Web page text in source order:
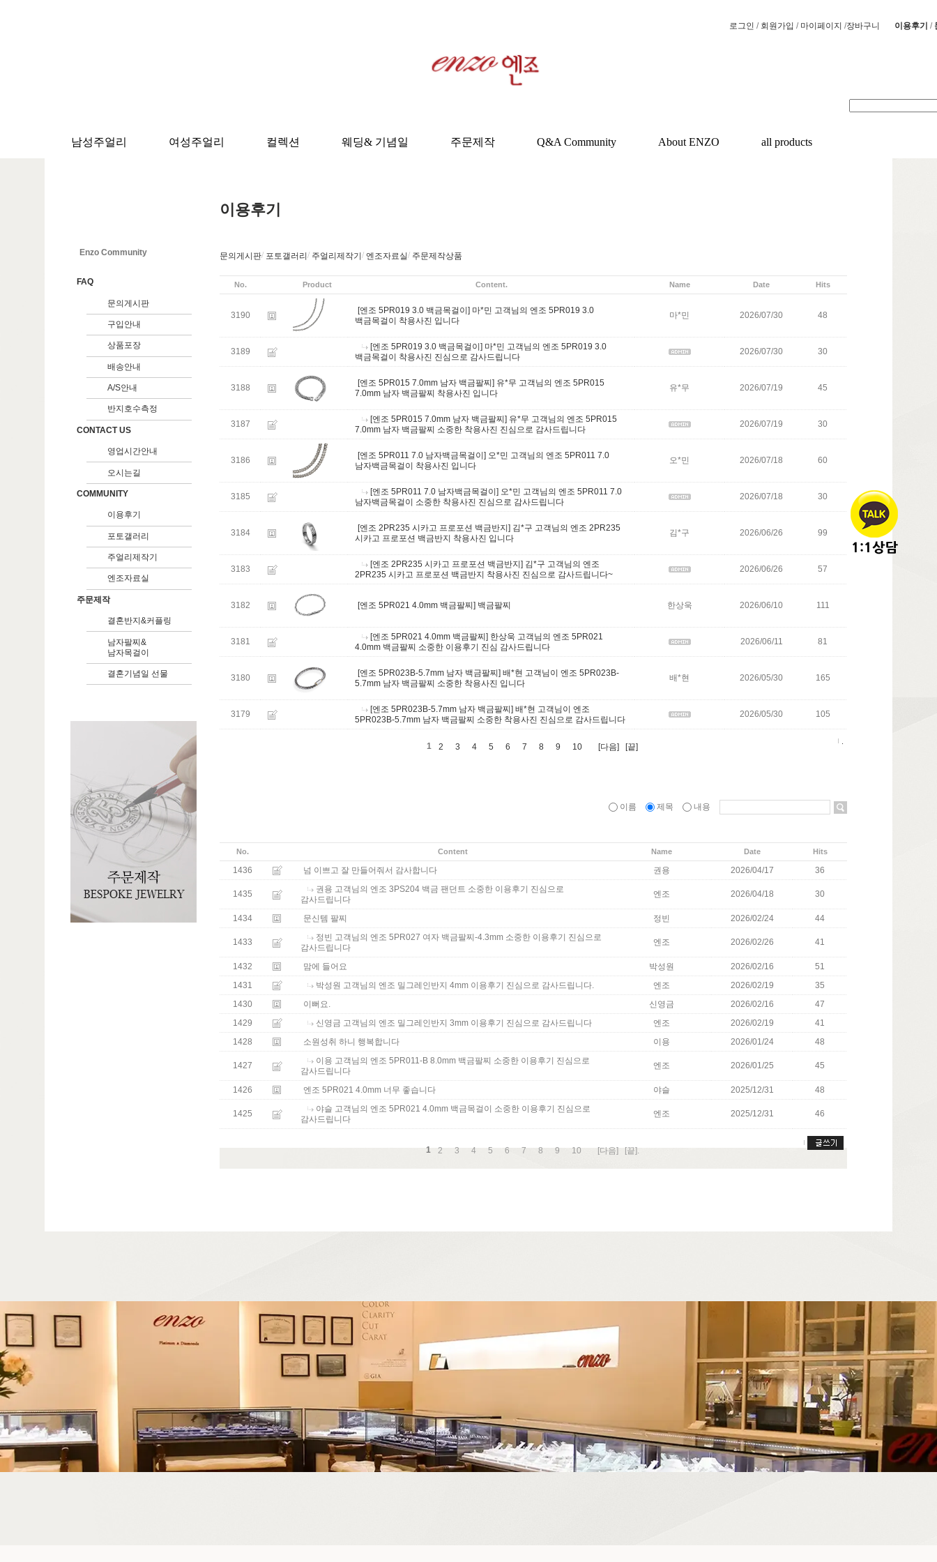
로그인 / 회원가입 / 마이페이지 /장바구니 이용후기 /
남성주얼리 여성주얼리 컬렉션 웨딩& 기념일 주문제작 Q&A Community About ENZO all products
Enzo Community
FAQ
문의게시판
구입안내
상품포장
배송안내
A/S안내
반지호수측정
CONTACT US
영업시간안내
오시는길
COMMUNITY
이용후기
포토갤러리
주얼리제작기
엔조자료실
주문제작
결혼반지&커플링
남자팔찌&
남자목걸이
결혼기념일 선물
이용후기
문의게시판/ 포토갤러리/ 주얼리제작기/ 엔조자료실/ 주문제작상품
No. Product Content. Name Date Hits
3190 [엔조 5PR019 3.0 백금목걸이] 마*민 고객님의 엔조 5PR019 3.0
백금목걸이 착용사진 입니다
마*민 2026/07/30 48
3189 [엔조 5PR019 3.0 백금목걸이] 마*민 고객님의 엔조 5PR019 3.0
백금목걸이 착용사진 진심으로 감사드립니다
2026/07/30 30
3188 [엔조 5PR015 7.0mm 남자 백금팔찌] 유*무 고객님의 엔조 5PR015
7.0mm 남자 백금팔찌 착용사진 입니다
유*무 2026/07/19 45
3187 [엔조 5PR015 7.0mm 남자 백금팔찌] 유*무 고객님의 엔조 5PR015
7.0mm 남자 백금팔찌 소중한 착용사진 진심으로 감사드립니다
2026/07/19 30
3186 [엔조 5PR011 7.0 남자백금목걸이] 오*민 고객님의 엔조 5PR011 7.0
남자백금목걸이 착용사진 입니다
오*민 2026/07/18 60
3185 [엔조 5PR011 7.0 남자백금목걸이] 오*민 고객님의 엔조 5PR011 7.0
남자백금목걸이 소중한 착용사진 진심으로 감사드립니다
2026/07/18 30
3184 [엔조 2PR235 시카고 프로포션 백금반지] 김*구 고객님의 엔조 2PR235
시카고 프로포션 백금반지 착용사진 입니다
김*구 2026/06/26 99
3183 [엔조 2PR235 시카고 프로포션 백금반지] 김*구 고객님의 엔조
2PR235 시카고 프로포션 백금반지 착용사진 진심으로 감사드립니다~
2026/06/26 57
3182 [엔조 5PR021 4.0mm 백금팔찌] 백금팔찌 한상욱 2026/06/10 111
3181 [엔조 5PR021 4.0mm 백금팔찌] 한상욱 고객님의 엔조 5PR021
4.0mm 백금팔찌 소중한 이용후기 진심 감사드립니다
2026/06/11 81
3180 [엔조 5PR023B-5.7mm 남자 백금팔찌] 배*현 고객님이 엔조 5PR023B-
5.7mm 남자 백금팔찌 소중한 착용사진 입니다
배*현 2026/05/30 165
3179 [엔조 5PR023B-5.7mm 남자 백금팔찌] 배*현 고객님이 엔조
5PR023B-5.7mm 남자 백금팔찌 소중한 착용사진 진심으로 감사드립니다
2026/05/30 105
1 2 3 4 5 6 7 8 9 10 [다음] [끝]
이름 제목 내용